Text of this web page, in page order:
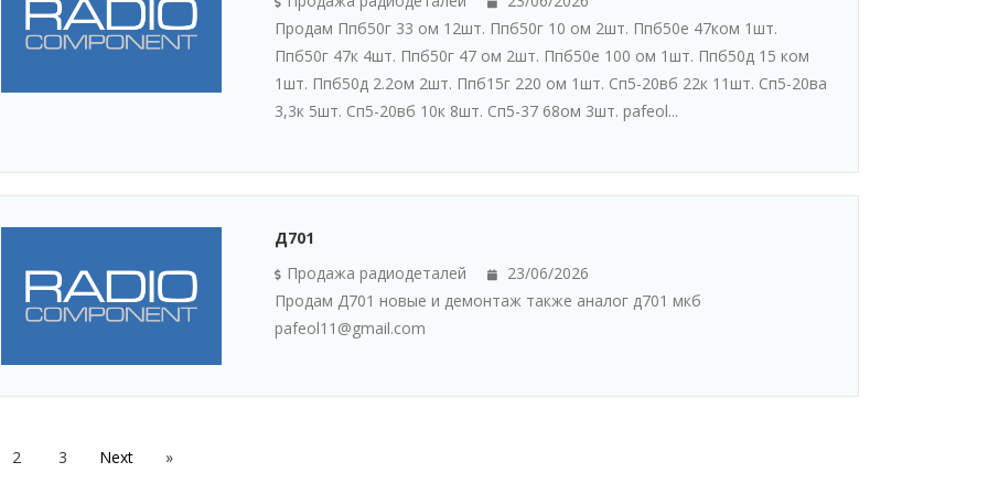
Продам Ппб50г 33 ом 12шт. Ппб50г 10 ом 2шт. Ппб50е 47ком 1шт.
Ппб50г 47к 4шт. Ппб50г 47 ом 2шт. Ппб50е 100 ом 1шт. Ппб50д 15 ком
1шт. Ппб50д 2.2ом 2шт. Ппб15г 220 ом 1шт. Сп5-20вб 22к 11шт. Сп5-20ва
3,3к 5шт. Сп5-20вб 10к 8шт. Сп5-37 68ом 3шт. pafeol...
Д701
Продажа радиодеталей
23/06/2026
Продам Д701 новые и демонтаж также аналог д701 мкб
pafeol11@gmail.com
2 3 »